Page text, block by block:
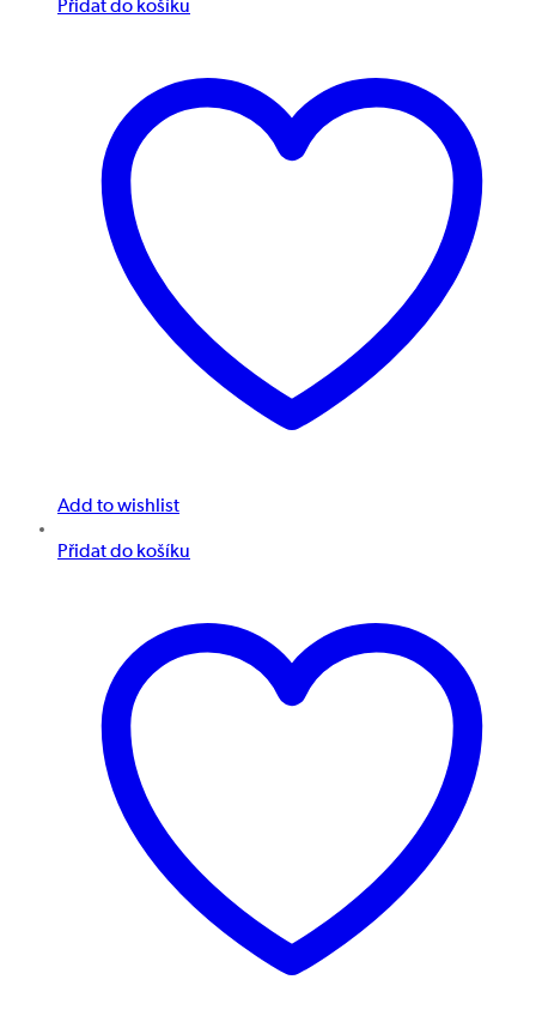
Přidat do košíku
Add to wishlist
Přidat do košíku